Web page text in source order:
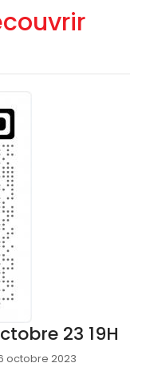
23 19H
octobre 2023